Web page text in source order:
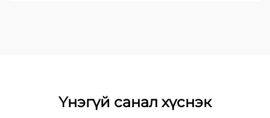
Үнэгүй санал хүснэк